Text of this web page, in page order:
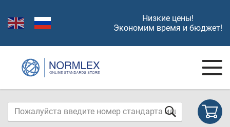
Низкие цены!
Экономим время и бюджет!